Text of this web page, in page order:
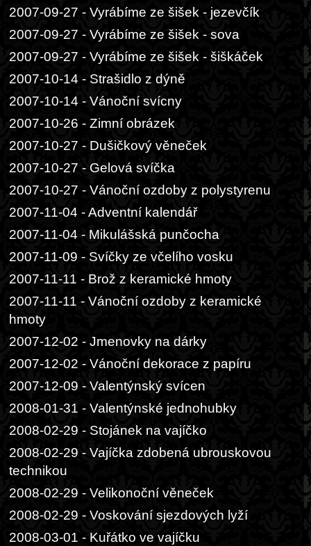
2007-09-27 - Vyrábíme ze šišek - jezevčík
2007-09-27 - Vyrábíme ze šišek - sova
2007-09-27 - Vyrábíme ze šišek - šiškáček
2007-10-14 - Strašidlo z dýně
2007-10-14 - Vánoční svícny
2007-10-26 - Zimní obrázek
2007-10-27 - Dušičkový věneček
2007-10-27 - Gelová svíčka
2007-10-27 - Vánoční ozdoby z polystyrenu
2007-11-04 - Adventní kalendář
2007-11-04 - Mikulášská punčocha
2007-11-09 - Svíčky ze včelího vosku
2007-11-11 - Brož z keramické hmoty
2007-11-11 - Vánoční ozdoby z keramické
hmoty
2007-12-02 - Jmenovky na dárky
2007-12-02 - Vánoční dekorace z papíru
2007-12-09 - Valentýnský svícen
2008-01-31 - Valentýnské jednohubky
2008-02-29 - Stojánek na vajíčko
2008-02-29 - Vajíčka zdobená ubrouskovou
technikou
2008-02-29 - Velikonoční věneček
2008-02-29 - Voskování sjezdových lyží
2008-03-01 - Kuřátko ve vajíčku